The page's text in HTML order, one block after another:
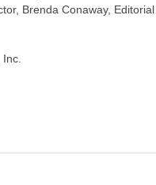
Brenda Conaway,